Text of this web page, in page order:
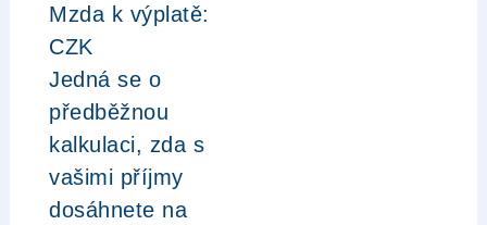
Mzda k výplatě:
CZK
Jedná se o
předběžnou
kalkulaci, zda s
vašimi příjmy
dosáhnete na